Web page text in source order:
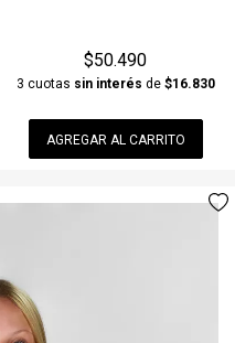
$50.490
3 cuotas sin interés de $16.830
AGREGAR AL CARRITO